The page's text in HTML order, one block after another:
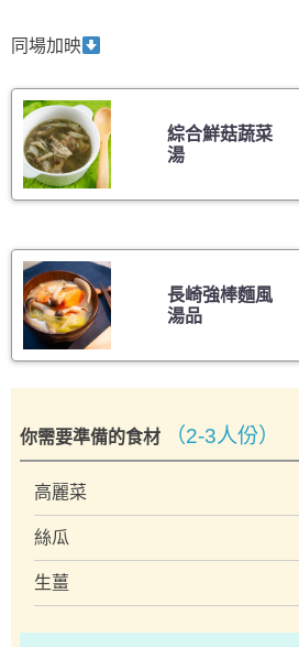
同場加映
綜合鮮菇蔬菜
湯
長崎強棒麵風
湯品
你需要準備的食材 （2-3人份）
高麗菜
絲瓜
生薑